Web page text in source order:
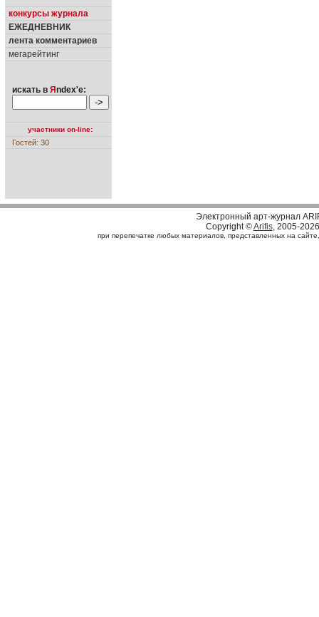
конкурсы журнала
ЕЖЕДНЕВНИК
лента комментариев
мегарейтинг
искать в Я ndex'е:
участники on-line:
Гостей: 30
Электронный арт-журнал
Copyright ©Arifis, 2005-2026
при перепечатке любых материалов, представленных на